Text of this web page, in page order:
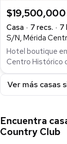
Casa
7 recs. 7
S/N, Mérida
Hotel boutique
Centro Histórico
Ver más casas
Encuentra
Country Club